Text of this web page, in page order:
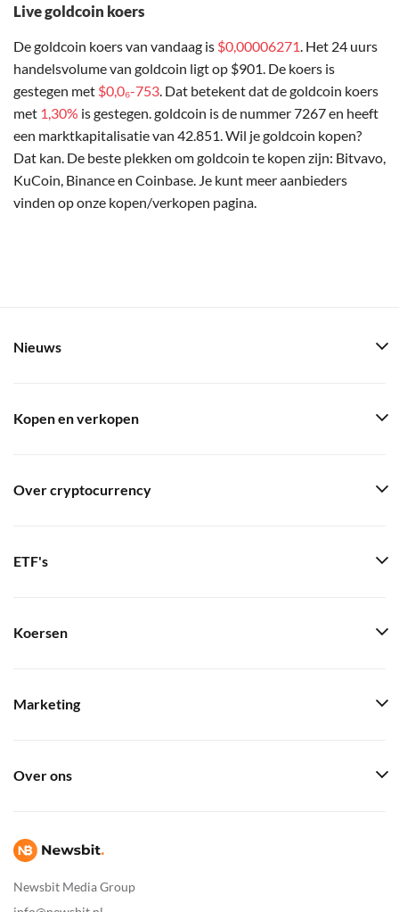
Live goldcoin koers
De goldcoin koers van vandaag is $0,00006271. Het 24 uurs
handelsvolume van goldcoin ligt op $901. De koers is
gestegen met $0,0₆-753. Dat betekent dat de goldcoin koers
met 1,30% is gestegen. goldcoin is de nummer 7267 en heeft
een marktkapitalisatie van 42.851. Wil je goldcoin kopen?
Dat kan. De beste plekken om goldcoin te kopen zijn: Bitvavo,
KuCoin, Binance en Coinbase. Je kunt meer aanbieders
vinden op onze kopen/verkopen pagina.
Newsbit Media Group
Nieuws
Kopen en verkopen
Over cryptocurrency
ETF's
Koersen
Marketing
Over ons